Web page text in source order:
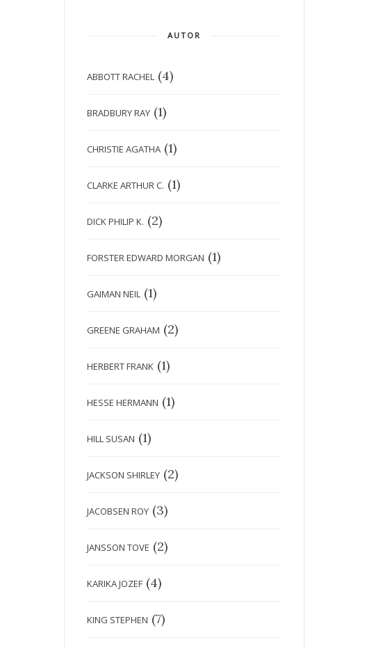
AUTOR
ABBOTT RACHEL (4)
BRADBURY RAY (1)
CHRISTIE AGATHA (1)
CLARKE ARTHUR C. (1)
DICK PHILIP K. (2)
FORSTER EDWARD MORGAN (1)
GAIMAN NEIL (1)
GREENE GRAHAM (2)
HERBERT FRANK (1)
HESSE HERMANN (1)
HILL SUSAN (1)
JACKSON SHIRLEY (2)
JACOBSEN ROY (3)
JANSSON TOVE (2)
KARIKA JOZEF (4)
KING STEPHEN (7)